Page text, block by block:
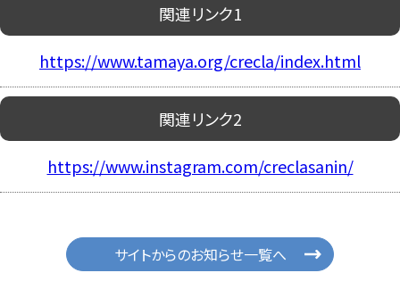
関連リンク1
https://www.tamaya.org/crecla/index.html
関連リンク2
https://www.instagram.com/creclasanin/
サイトからのお知らせ一覧へ